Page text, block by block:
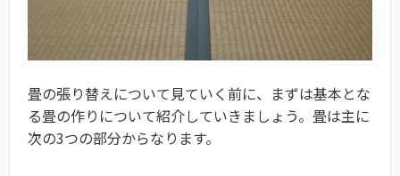
畳の張り替えについて見ていく前に、まずは基本とな
る畳の作りについて紹介していきましょう。畳は主に
次の3つの部分からなります。